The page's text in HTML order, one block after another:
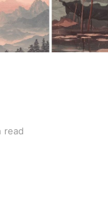
read